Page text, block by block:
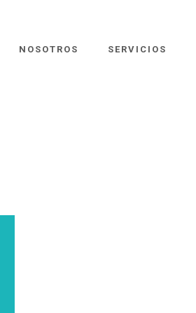
NOSOTROS SERVICIOS